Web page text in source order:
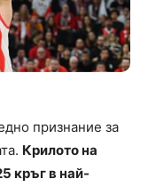
признание за
Крилото на
кръг в най-